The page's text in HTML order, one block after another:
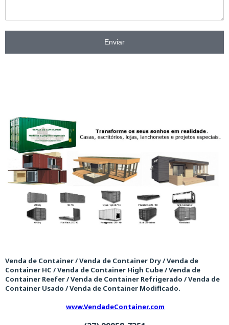
Enviar
Venda de Container / Venda de Container Dry / Venda de
Container HC / Venda de Container High Cube / Venda de
Container Reefer / Venda de Container Refrigerado / Venda de
Container Usado / Venda de Container Modificado.
www.VendadeContainer.com